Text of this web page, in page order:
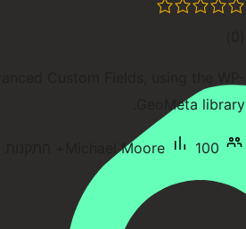
Custom Fields, using the WP-
GeoMeta library.
Michael Moore 100+ התקנות פעילות